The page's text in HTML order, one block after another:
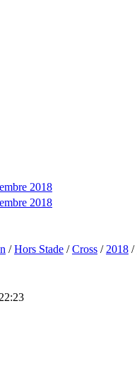
2018
2018
/Hors Stade /Cross / 2018 /